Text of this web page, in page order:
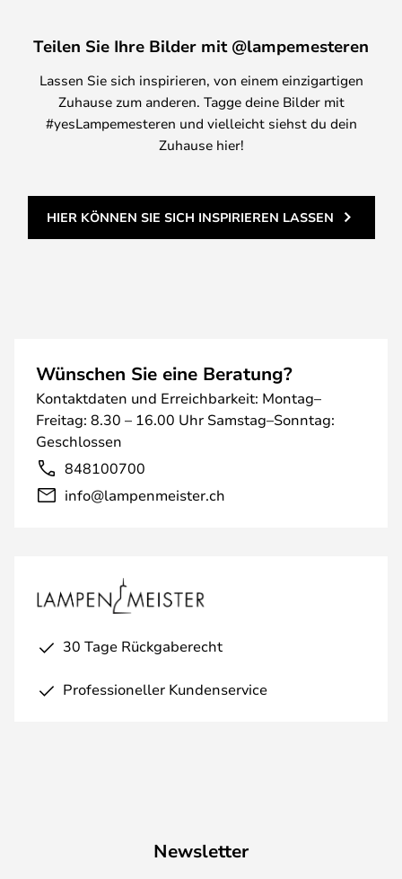
Teilen Sie Ihre Bilder mit @lampemesteren
Lassen Sie sich inspirieren, von einem einzigartigen
Zuhause zum anderen. Tagge deine Bilder mit
#yesLampemesteren und vielleicht siehst du dein
Zuhause hier!
HIER KÖNNEN SIE SICH INSPIRIEREN LASSEN
Wünschen Sie eine Beratung?
Kontaktdaten und Erreichbarkeit: Montag–
Freitag: 8.30 – 16.00 Uhr Samstag–Sonntag:
Geschlossen
848100700
info@lampenmeister.ch
30 Tage Rückgaberecht
Professioneller Kundenservice
Newsletter